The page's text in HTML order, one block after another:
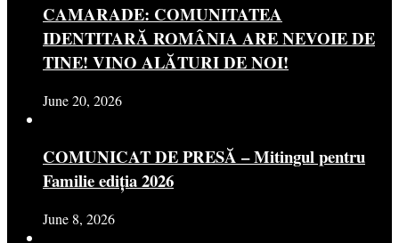
CAMARADE: COMUNITATEA
IDENTITARĂ ROMÂNIA ARE NEVOIE DE
TINE! VINO ALĂTURI DE NOI!
June 20, 2026
COMUNICAT DE PRESĂ – Mitingul pentru
Familie ediția 2026
June 8, 2026